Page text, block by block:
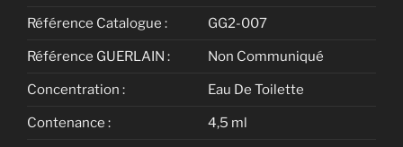
Référence Catalogue : GG2-007
Référence GUERLAIN : Non Communiqué
Concentration : Eau De Toilette
Contenance : 4,5 ml